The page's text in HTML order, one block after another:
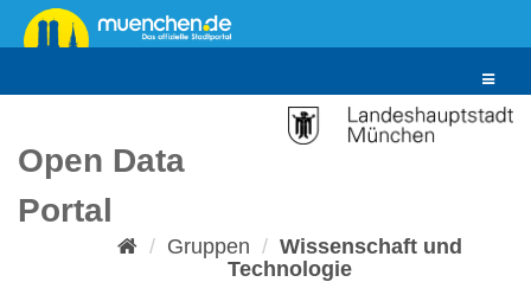
Überspringen
zum
Toggle
Open Data
Portal
Gruppen
Wissenschaft und
Technologie